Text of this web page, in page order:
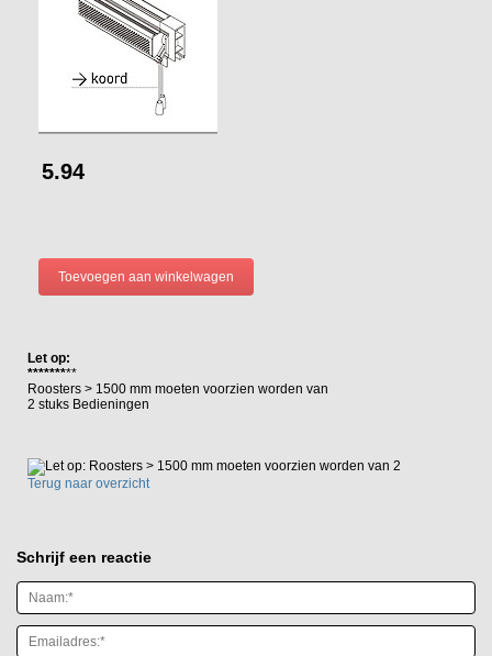
5.94
Let op:
*********
Roosters > 1500 mm moeten voorzien worden van
2 stuks Bedieningen
Terug naar overzicht
Schrijf een reactie